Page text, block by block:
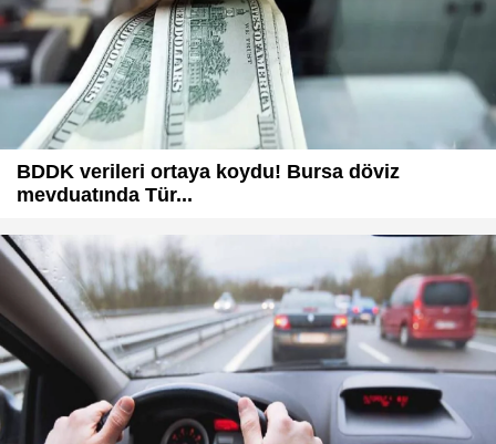
BDDK verileri ortaya koydu! Bursa döviz
mevduatında Tür...